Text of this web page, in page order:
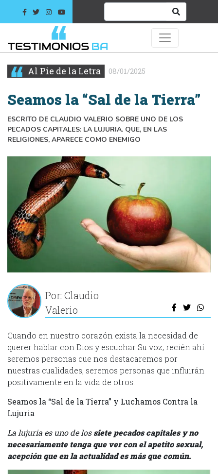
Al Pie de la Letra 08/01/2025
Seamos la “Sal de la Tierra”
ESCRITO DE CLAUDIO VALERIO SOBRE UNO DE LOS
PECADOS CAPITALES: LA LUJURIA. QUE, EN LAS
RELIGIONES, APARECE COMO ENEMIGO
Por: Claudio
Valerio
Cuando en nuestro corazón exista la necesidad de
querer hablar con Dios y escuchar Su voz, recién ahí
seremos personas que nos destacaremos por
nuestras cualidades, seremos personas que influirán
positivamente en la vida de otros.
Seamos la “Sal de la Tierra” y Luchamos Contra la
Lujuria
La lujuria es uno de lossiete pecados capitales y no
necesariamente tenga que ver con el apetito sexual,
acepción que en la actualidad es más que común.